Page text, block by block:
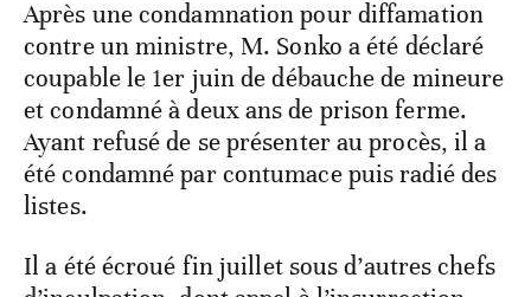
Après une condamnation pour diffamation
contre un ministre, M. Sonko a été déclaré
coupable le 1er juin de débauche de mineure
et condamné à deux ans de prison ferme.
Ayant refusé de se présenter au procès, il a
été condamné par contumace puis radié des
listes.
Il a été écroué fin juillet sous d’autres chefs